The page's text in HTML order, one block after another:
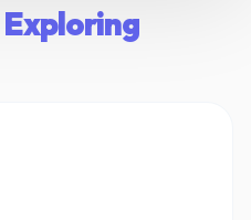
Exploring